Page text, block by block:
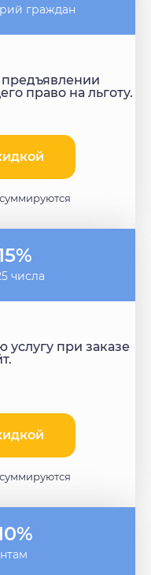
граждан
право на льготу.
числа
услугу при заказе